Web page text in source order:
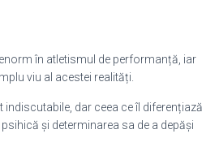
enorm în atletismul de performanță, iar
viu al acestei realități.
indiscutabile, dar ceea ce îl diferențiază
și determinarea sa de a depăși